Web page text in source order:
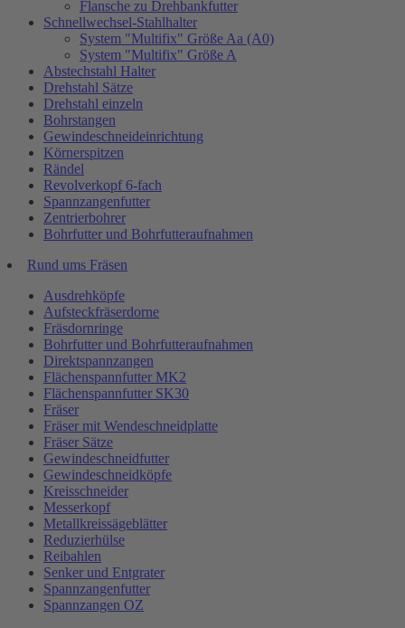
Flansche zu Drehbankfutter
Schnellwechsel-Stahlhalter
System "Multifix" Größe Aa (A0)
System "Multifix" Größe A
Abstechstahl Halter
Drehstahl Sätze
Drehstahl einzeln
Bohrstangen
Gewindeschneideinrichtung
Körnerspitzen
Rändel
Revolverkopf 6-fach
Spannzangenfutter
Zentrierbohrer
Bohrfutter und Bohrfutteraufnahmen
Rund ums Fräsen
Ausdrehköpfe
Aufsteckfräserdorne
Fräsdornringe
Bohrfutter und Bohrfutteraufnahmen
Direktspannzangen
Flächenspannfutter MK2
Flächenspannfutter SK30
Fräser
Fräser mit Wendeschneidplatte
Fräser Sätze
Gewindeschneidfutter
Gewindeschneidköpfe
Kreisschneider
Messerkopf
Metallkreissägeblätter
Reduzierhülse
Reibahlen
Senker und Entgrater
Spannzangenfutter
Spannzangen OZ